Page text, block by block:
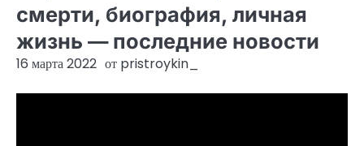
смерти, биография, личная
жизнь — последние новости
16 марта 2022 от pristroykin_